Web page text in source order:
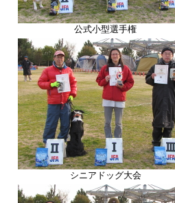
公式小型選手権
シニアドッグ大会